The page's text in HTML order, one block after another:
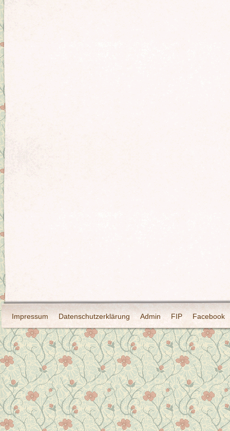
Impressum Datenschutzerklärung Admin FIP Facebook